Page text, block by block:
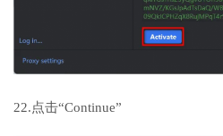
22.点击“Continue”